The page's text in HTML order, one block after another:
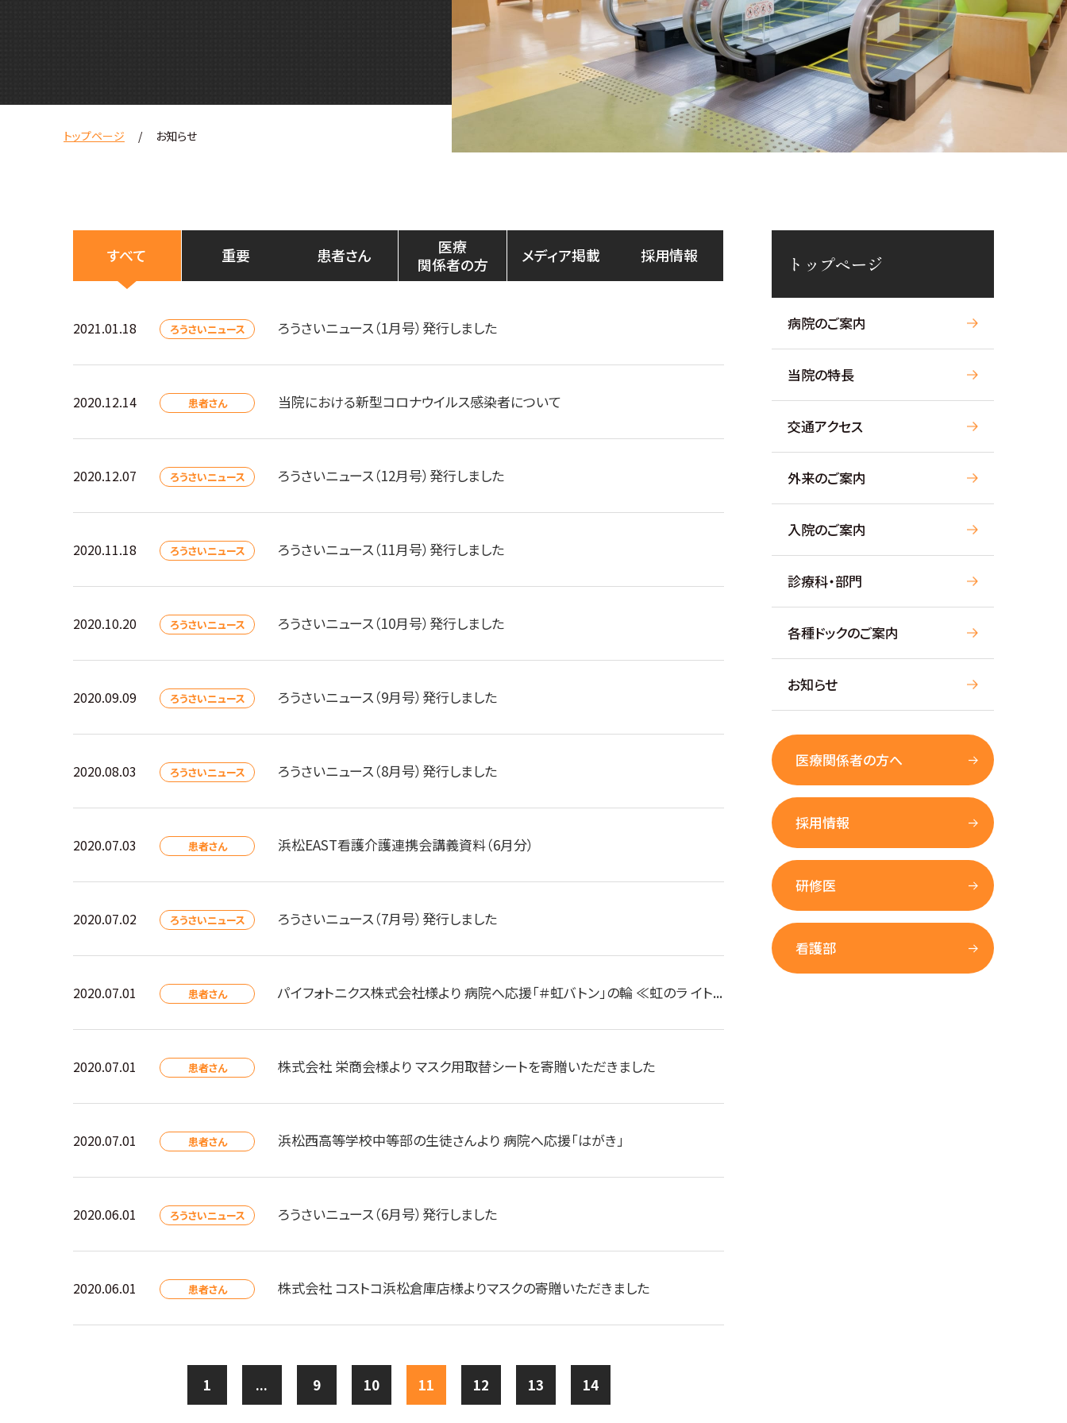
トップページ お知らせ
すべて 重要 患者さん
医療
関係者の方
メディア掲載 採用情報
2021.01.18 ろうさいニュース ろうさいニュース（1月号）発行しました
2020.12.14 患者さん 当院における新型コロナウイルス感染者について
2020.12.07 ろうさいニュース ろうさいニュース（12月号）発行しました
2020.11.18 ろうさいニュース ろうさいニュース（11月号）発行しました
2020.10.20 ろうさいニュース ろうさいニュース（10月号）発行しました
2020.09.09 ろうさいニュース ろうさいニュース（9月号）発行しました
2020.08.03 ろうさいニュース ろうさいニュース（8月号）発行しました
2020.07.03 患者さん 浜松EAST看護介護連携会講義資料（6月分）
2020.07.02 ろうさいニュース ろうさいニュース（7月号）発行しました
2020.07.01 患者さん パイフォトニクス株式会社様より 病院へ応援「＃虹バトン」の輪 ≪虹のラ イト...
2020.07.01 患者さん 株式会社 栄商会様より マスク用取替シートを寄贈いただきました
2020.07.01 患者さん 浜松西高等学校中等部の生徒さんより 病院へ応援「はがき」
2020.06.01 ろうさいニュース ろうさいニュース（6月号）発行しました
2020.06.01 患者さん 株式会社 コストコ浜松倉庫店様よりマスクの寄贈いただきました
1 ... 9 10 11 12 13 14
トップページ
病院のご案内
当院の特長
交通アクセス
外来のご案内
入院のご案内
診療科・部門
各種ドックのご案内
お知らせ
医療関係者の方へ
採用情報
研修医
看護部